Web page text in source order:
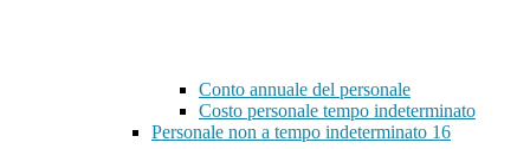
Conto annuale del personale
Costo personale tempo indeterminato
Personale non a tempo indeterminato 16